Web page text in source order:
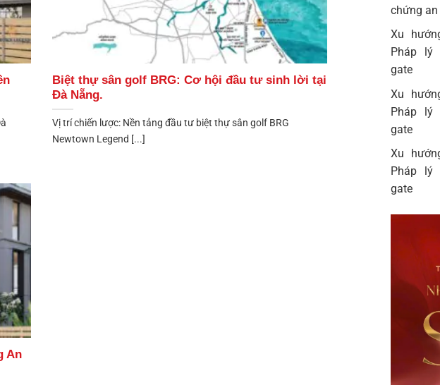
Biệt thự sân golf BRG: Cơ hội đầu tư sinh lời tại
Đà Nẵng.
Vị trí chiến lược: Nền tảng đầu tư biệt thự sân golf BRG
Newtown Legend [...]
An
chứng
Xu
Pháp lý
gate
Xu
Pháp lý
gate
Xu
Pháp lý
gate